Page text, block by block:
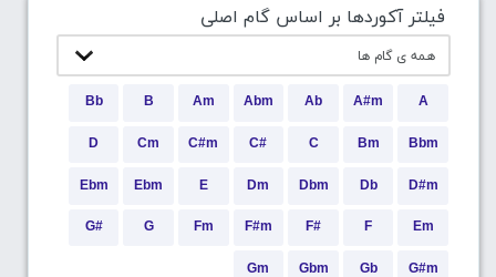
فیلتر آکوردها بر اساس گام اصلی
A
A#m
Ab
Abm
Am
B
Bb
Bbm
Bm
C
C#
C#m
Cm
D
D#m
Db
Dbm
Dm
E
Ebm
Ebm
Em
F
F#
F#m
Fm
G
G#
G#m
Gb
Gbm
Gm